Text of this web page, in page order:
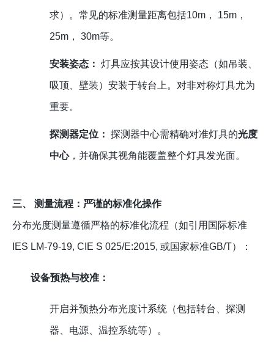
求）。常见的标准测量距离包括10m， 15m，
25m， 30m等。
安装姿态： 灯具应按其设计使用姿态（如吊装、
吸顶、壁装）安装于转台上。对非对称灯具尤为
重要。
探测器定位： 探测器中心需精确对准灯具的光度
中心，并确保其视角能覆盖整个灯具发光面。
三、 测量流程：严谨的标准化操作
分布光度测量遵循严格的标准化流程（如引用国际标准
IES LM-79-19, CIE S 025/E:2015, 或国家标准GB/T）：
设备预热与校准：
开启并预热分布光度计系统（包括转台、探测
器、电源、温控系统等）。